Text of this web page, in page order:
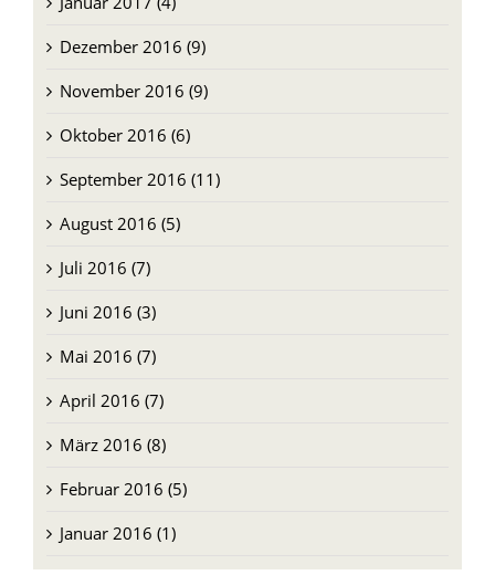
Dezember 2016 (9)
November 2016 (9)
Oktober 2016 (6)
September 2016 (11)
August 2016 (5)
Juli 2016 (7)
Juni 2016 (3)
Mai 2016 (7)
April 2016 (7)
März 2016 (8)
Februar 2016 (5)
Januar 2016 (1)